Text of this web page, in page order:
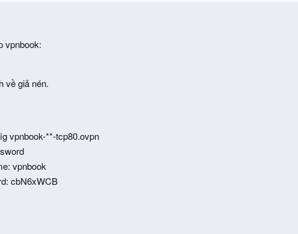
vpnbook:
về giả nén.
vpnbook-**-tcp80.ovpn
vpnbook
cbN6xWCB